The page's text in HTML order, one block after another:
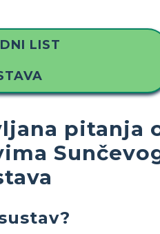
LIST
pitanja